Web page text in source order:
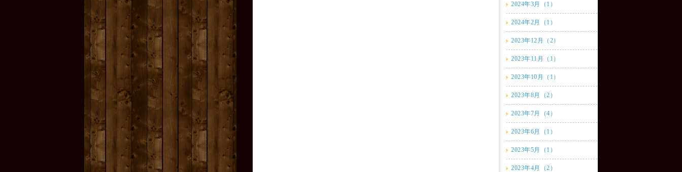
2024年3月（1）
2024年2月（1）
2023年12月（2）
2023年11月（1）
2023年10月（1）
2023年8月（2）
2023年7月（4）
2023年6月（1）
2023年5月（1）
2023年4月（2）